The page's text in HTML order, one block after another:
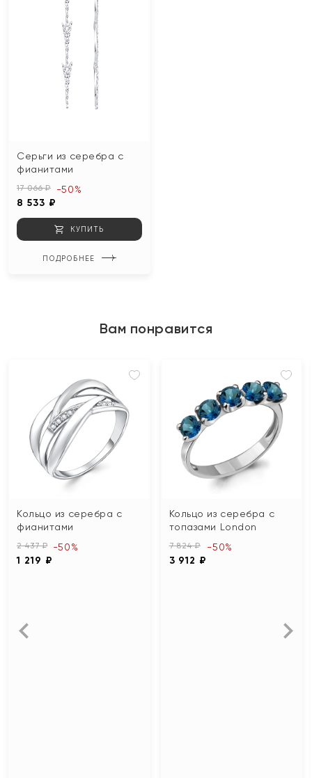
Серьги из серебра с
фианитами
17 066 ₽
8 533 ₽
-50%
КУПИТЬ
ПОДРОБНЕЕ
Вам понравится
Кольцо из серебра с
фианитами
2 437 ₽
1 219 ₽
-50%
Кольцо из серебра с
топазами London
7 824 ₽
3 912 ₽
-50%